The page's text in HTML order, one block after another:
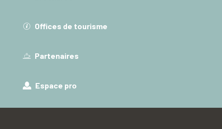
Offices de tourisme
Partenaires
Espace pro